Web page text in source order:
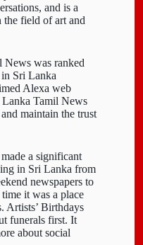
and is a
field of art and
News was ranked
Sri Lanka
Alexa web
Tamil News
maintain the trust
a significant
in Sri Lanka from
newspapers to
it was a place
Artists’ Birthdays
funerals first. It
about social